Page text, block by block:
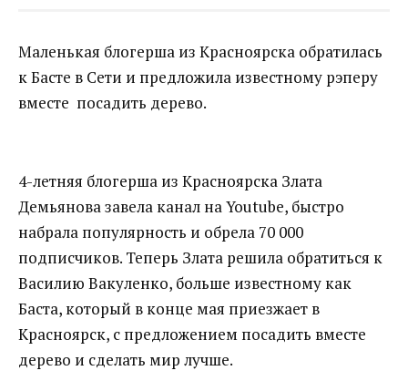
Маленькая блогерша из Красноярска обратилась
к Басте в Сети и предложила известному рэперу
вместе посадить дерево.
4-летняя блогерша из Красноярска Злата
Демьянова завела канал на Youtube, быстро
набрала популярность и обрела 70 000
подписчиков. Теперь Злата решила обратиться к
Василию Вакуленко, больше известному как
Баста, который в конце мая приезжает в
Красноярск, с предложением посадить вместе
дерево и сделать мир лучше.